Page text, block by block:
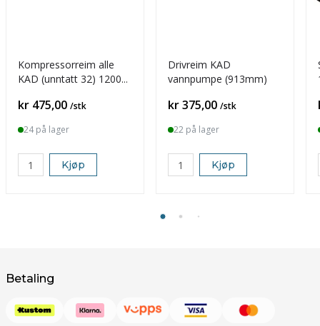
Kompressorreim alle
KAD (unntatt 32) 1200
Pris
kr 475,00 /stk
24 på lager
Kjøp
Drivreim KAD
vannpumpe (913mm)
Pris
kr 375,00 /stk
22 på lager
Kjøp
Betaling